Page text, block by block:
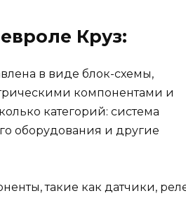
Круз:
в виде блок-схемы,
компонентами и
категорий: система
оборудования и другие
такие как датчики,